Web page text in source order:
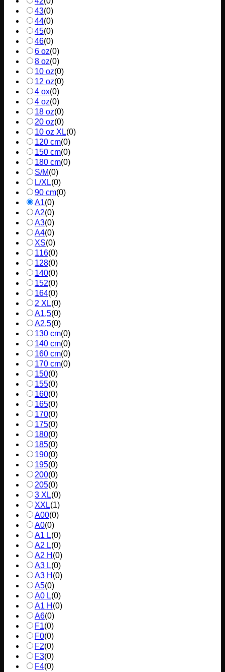
43(0)
44(0)
45(0)
46(0)
6 oz(0)
8 oz(0)
10 oz(0)
12 oz(0)
4 ox(0)
4 oz(0)
18 oz(0)
20 oz(0)
10 oz XL(0)
120 cm(0)
150 cm(0)
180 cm(0)
S/M(0)
L/XL(0)
90 cm(0)
A1(0)
A2(0)
A3(0)
A4(0)
XS(0)
116(0)
128(0)
140(0)
152(0)
164(0)
2 XL(0)
A1,5(0)
A2,5(0)
130 cm(0)
140 cm(0)
160 cm(0)
170 cm(0)
150(0)
155(0)
160(0)
165(0)
170(0)
175(0)
180(0)
185(0)
190(0)
195(0)
200(0)
205(0)
3 XL(0)
XXL(1)
A00(0)
A0(0)
A1 L(0)
A2 L(0)
A2 H (0)
A3 L(0)
A3 H (0)
A5(0)
A0 L(0)
A1 H (0)
A6(0)
F1(0)
F0(0)
F2(0)
F3(0)
F4(0)